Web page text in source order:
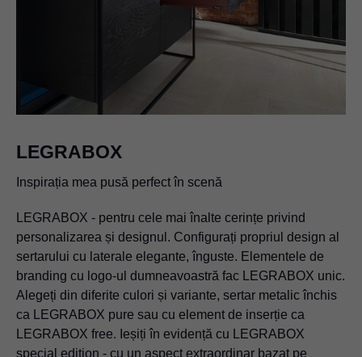
LEGRABOX
Inspirația mea pusă perfect în scenă
LEGRABOX - pentru cele mai înalte cerințe privind
personalizarea și designul. Configurați propriul design al
sertarului cu laterale elegante, înguste. Elementele de
branding cu logo-ul dumneavoastră fac LEGRABOX unic.
Alegeți din diferite culori și variante, sertar metalic închis
ca LEGRABOX pure sau cu element de inserție ca
LEGRABOX free. Ieșiți în evidență cu LEGRABOX
special edition - cu un aspect extraordinar bazat pe